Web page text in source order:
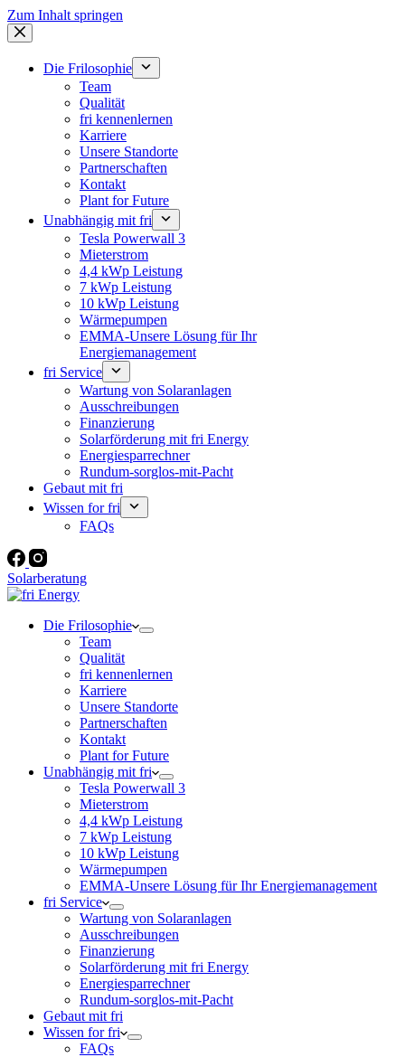
Zum Inhalt springen
Die Frilosophie
Team
Qualität
fri kennenlernen
Karriere
Unsere Standorte
Partnerschaften
Kontakt
Plant for Future
Unabhängig mit fri
Tesla Powerwall 3
Mieterstrom
4,4 kWp Leistung
7 kWp Leistung
10 kWp Leistung
Wärmepumpen
EMMA-Unsere Lösung für Ihr
Energiemanagement
fri Service
Wartung von Solaranlagen
Ausschreibungen
Finanzierung
Solarförderung mit fri Energy
Energiesparrechner
Rundum-sorglos-mit-Pacht
Gebaut mit fri
Wissen for fri
FAQs
Solarberatung
Die Frilosophie
Team
Qualität
fri kennenlernen
Karriere
Unsere Standorte
Partnerschaften
Kontakt
Plant for Future
Unabhängig mit fri
Tesla Powerwall 3
Mieterstrom
4,4 kWp Leistung
7 kWp Leistung
10 kWp Leistung
Wärmepumpen
EMMA-Unsere Lösung für Ihr Energiemanagement
fri Service
Wartung von Solaranlagen
Ausschreibungen
Finanzierung
Solarförderung mit fri Energy
Energiesparrechner
Rundum-sorglos-mit-Pacht
Gebaut mit fri
Wissen for fri
FAQs